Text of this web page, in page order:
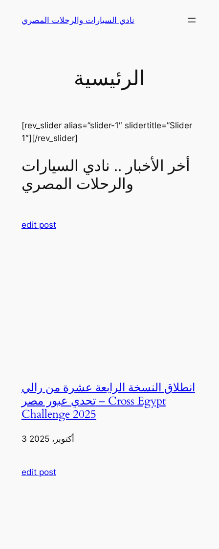
نادي السيارات والرحلات المصري
الرئيسية
[rev_slider alias=”slider-1″ slidertitle=”Slider
1″][/rev_slider]
أخر الأخبار .. نادي السيارات
والرحلات المصري
edit post
انطلاق النسخة الرابعة عشرة من رالي
تحدي عبور مصر – Cross Egypt
Challenge 2025
3 أكتوبر، 2025
edit post